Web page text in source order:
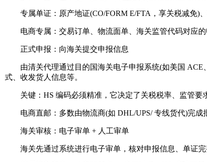
专属单证：原产地证(CO/FORM E/FTA，享关税减免)、
电商专属：交易订单、物流面单、海关监管代码对应的
正式申报：向海关提交申报信息
由清关代理通过目的国海关电子申报系统(如美国 ACE
式、收发货人信息等。
关键：HS 编码必须精准，它决定了关税税率、监管要
电商直邮：多数由物流商(如 DHL/UPS/ 专线货代)完成
海关审核：电子审单 + 人工审单
海关先通过系统进行电子审单，核对申报信息、单证完